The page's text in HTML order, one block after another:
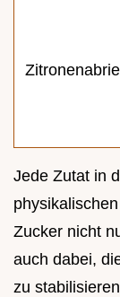
Jede Zutat in
Zucker nicht
auch dabei,
zu